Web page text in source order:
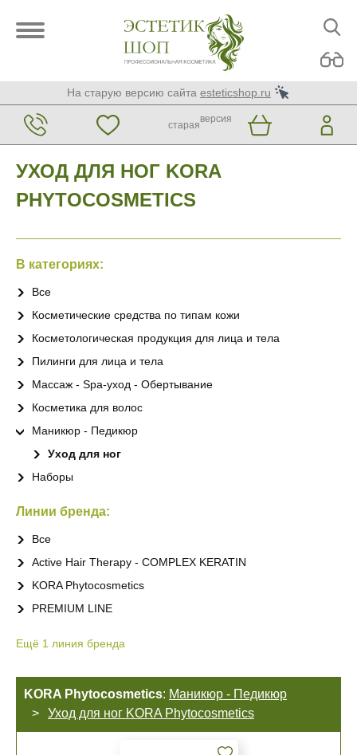
На старую версию сайта esteticshop.ru
старая
версия
УХОД ДЛЯ НОГ KORA
PHYTOCOSMETICS
В категориях:
Все
Косметические средства по типам кожи
Косметологическая продукция для лица и тела
Пилинги для лица и тела
Массаж - Spa-уход - Обертывание
Косметика для волос
Маникюр - Педикюр
Уход для ног
Наборы
Линии бренда:
Все
Active Hair Therapy - COMPLEX KERATIN
KORA Phytocosmetics
PREMIUM LINE
Ещё 1 линия бренда
KORA Phytocosmetics: Маникюр - Педикюр
Уход для ног KORA Phytocosmetics